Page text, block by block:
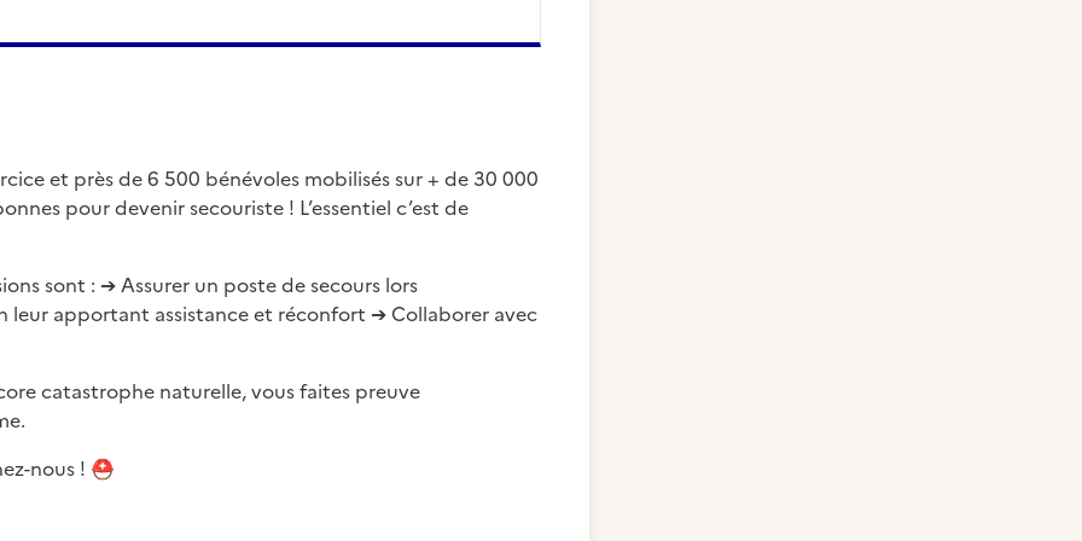
et près de 6 500 bénévoles mobilisés sur + de 30 000
pour devenir secouriste ! L’essentiel c’est de
sont : ➔ Assurer un poste de secours lors
leur apportant assistance et réconfort ➔ Collaborer avec
catastrophe naturelle, vous faites preuve
nous ! ⛑️